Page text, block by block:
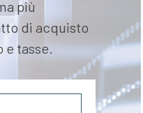
più
di acquisto
e tasse.